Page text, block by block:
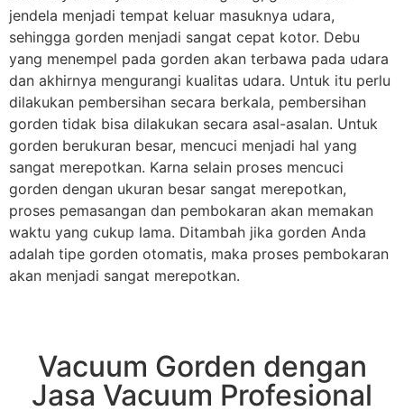
jendela menjadi tempat keluar masuknya udara,
sehingga gorden menjadi sangat cepat kotor. Debu
yang menempel pada gorden akan terbawa pada udara
dan akhirnya mengurangi kualitas udara. Untuk itu perlu
dilakukan pembersihan secara berkala, pembersihan
gorden tidak bisa dilakukan secara asal-asalan. Untuk
gorden berukuran besar, mencuci menjadi hal yang
sangat merepotkan. Karna selain proses mencuci
gorden dengan ukuran besar sangat merepotkan,
proses pemasangan dan pembokaran akan memakan
waktu yang cukup lama. Ditambah jika gorden Anda
adalah tipe gorden otomatis, maka proses pembokaran
akan menjadi sangat merepotkan.
Vacuum Gorden dengan
Jasa Vacuum Profesional